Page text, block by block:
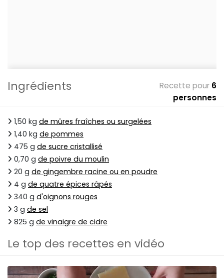
Ingrédients Recette pour 6
personnes
1,50 kg de mûres fraîches ou surgelées
1,40 kg de pommes
475 g de sucre cristallisé
0,70 g de poivre du moulin
20 g de gingembre racine ou en poudre
4 g de quatre épices râpés
340 g d'oignons rouges
3 g de sel
825 g de vinaigre de cidre
Le top des recettes en vidéo